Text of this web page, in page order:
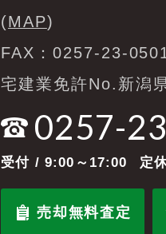
(MAP)
FAX：0257-23-
宅建業免許No.新潟
0257-
受付 / 9:00～17:00 定
売却無料査定